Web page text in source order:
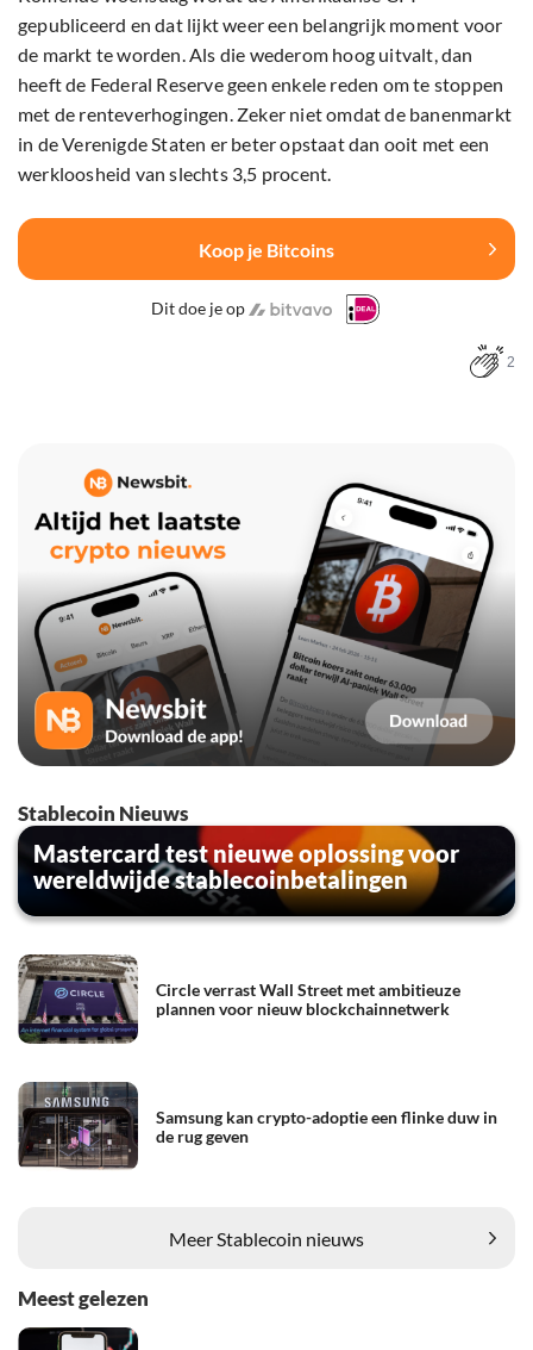
gepubliceerd en dat lijkt weer een belangrijk moment voor
de markt te worden. Als die wederom hoog uitvalt, dan
heeft de Federal Reserve geen enkele reden om te stoppen
met de renteverhogingen. Zeker niet omdat de banenmarkt
in de Verenigde Staten er beter opstaat dan ooit met een
werkloosheid van slechts 3,5 procent.
Koop je Bitcoins
Dit doe je op
2
Stablecoin Nieuws
Mastercard test nieuwe oplossing voor
wereldwijde stablecoinbetalingen
Circle verrast Wall Street met ambitieuze
plannen voor nieuw blockchainnetwerk
Samsung kan crypto-adoptie een flinke duw in
de rug geven
Meer Stablecoin nieuws
Meest gelezen